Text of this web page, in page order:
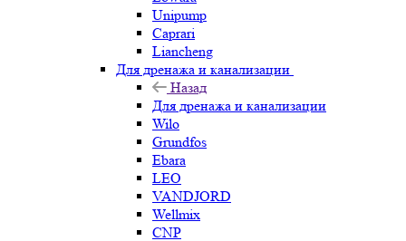
Unipump
Caprari
Liancheng
Для дренажа и канализации
Назад
Для дренажа и канализации
Wilo
Grundfos
Ebara
LEO
VANDJORD
Wellmix
CNP